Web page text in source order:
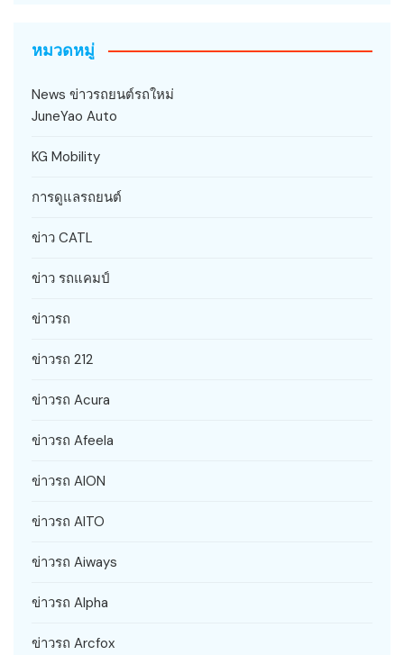
หมวดหมู่
News ข่าวรถยนต์รถใหม่
JuneYao Auto
KG Mobility
การดูแลรถยนต์
ข่าว CATL
ข่าว รถแคมป์
ข่าวรถ
ข่าวรถ 212
ข่าวรถ Acura
ข่าวรถ Afeela
ข่าวรถ AION
ข่าวรถ AITO
ข่าวรถ Aiways
ข่าวรถ Alpha
ข่าวรถ Arcfox